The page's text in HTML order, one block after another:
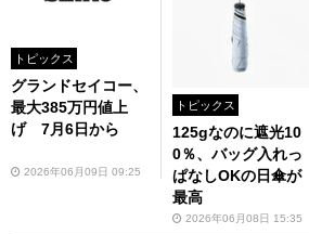
トピックス
グランドセイコー、
最大385万円値上
げ 7月6日から
2026年06月09日 09:25
トピックス
125gなのに遮光10
0％、バッグ入れっ
ぱなしOKの日傘が
最高
2026年06月08日 15:35